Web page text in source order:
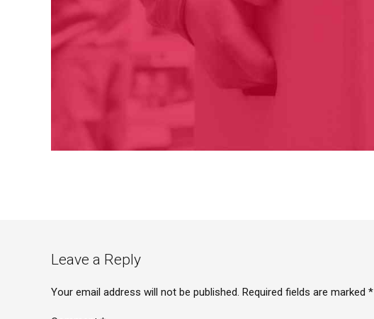
Leave a Reply
Your email address will not be published. Required fields are marked *